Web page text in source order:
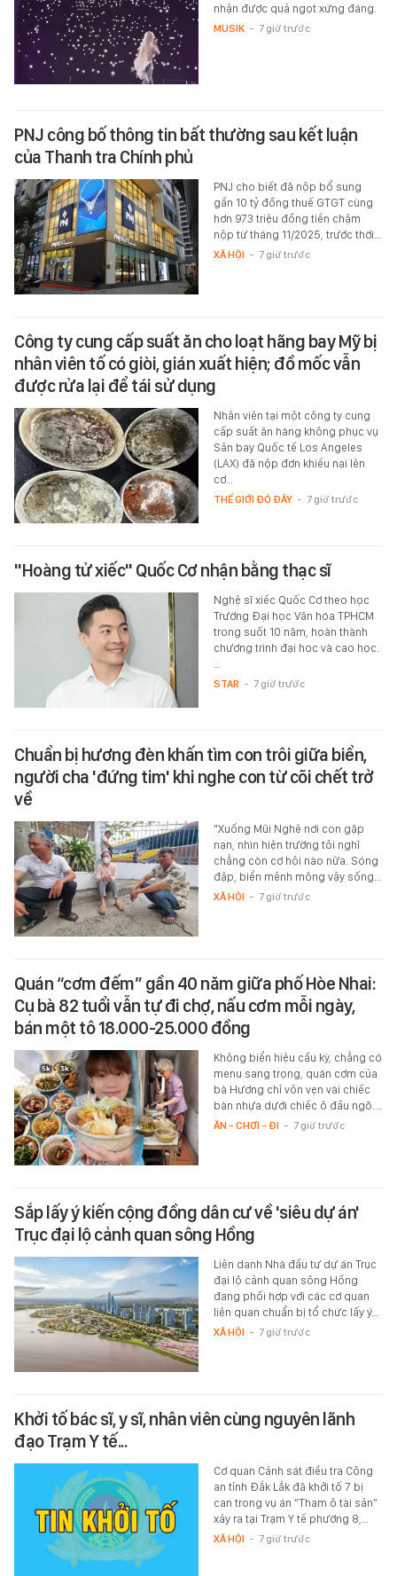
nhận được quả ngọt xứng đáng.
MUSIK - 7 giờ trước
PNJ công bố thông tin bất thường sau kết luận
của Thanh tra Chính phủ
PNJ cho biết đã nộp bổ sung
gần 10 tỷ đồng thuế GTGT cùng
hơn 973 triệu đồng tiền chậm
nộp từ tháng 11/2025, trước thời…
XÃ HỘI - 7 giờ trước
Công ty cung cấp suất ăn cho loạt hãng bay Mỹ bị
nhân viên tố có giòi, gián xuất hiện; đồ mốc vẫn
được rửa lại để tái sử dụng
Nhân viên tại một công ty cung
cấp suất ăn hàng không phục vụ
Sân bay Quốc tế Los Angeles
(LAX) đã nộp đơn khiếu nại lên
cơ…
THẾ GIỚI ĐÓ ĐÂY - 7 giờ trước
"Hoàng tử xiếc" Quốc Cơ nhận bằng thạc sĩ
Nghệ sĩ xiếc Quốc Cơ theo học
Trường Đại học Văn hóa TPHCM
trong suốt 10 năm, hoàn thành
chương trình đại học và cao học.
STAR - 7 giờ trước
Chuẩn bị hương đèn khấn tìm con trôi giữa biển,
người cha 'đứng tim' khi nghe con từ cõi chết trở
về
"Xuống Mũi Nghê nơi con gặp
nạn, nhìn hiện trường tôi nghĩ
chẳng còn cơ hội nào nữa. Sóng
đập, biển mênh mông vậy sống…
XÃ HỘI - 7 giờ trước
Quán “cơm đếm” gần 40 năm giữa phố Hòe Nhai:
Cụ bà 82 tuổi vẫn tự đi chợ, nấu cơm mỗi ngày,
bán một tô 18.000-25.000 đồng
Không biển hiệu cầu kỳ, chẳng có
menu sang trọng, quán cơm của
bà Hương chỉ vỏn vẹn vài chiếc
bàn nhựa dưới chiếc ô đầu ngõ.…
ĂN - CHƠI - ĐI - 7 giờ trước
Sắp lấy ý kiến cộng đồng dân cư về 'siêu dự án'
Trục đại lộ cảnh quan sông Hồng
Liên danh Nhà đầu tư dự án Trục
đại lộ cảnh quan sông Hồng
đang phối hợp với các cơ quan
liên quan chuẩn bị tổ chức lấy ý…
Khởi tố bác sĩ, y sĩ, nhân viên cùng nguyên lãnh
đạo Trạm Y tế...
Cơ quan Cảnh sát điều tra Công
an tỉnh Đắk Lắk đã khởi tố 7 bị
can trong vụ án “Tham ô tài sản”
xảy ra tại Trạm Y tế phường 8,…